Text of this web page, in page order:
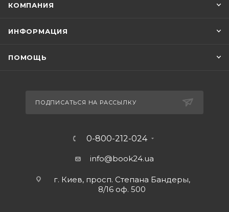
КОМПАНИЯ
ИНФОРМАЦИЯ
ПОМОЩЬ
ПОДПИСАТЬСЯ НА РАССЫЛКУ
0-800-212-024
info@book24.ua
г. Киев, просп. Степана Бандеры,
8/16 оф. 500